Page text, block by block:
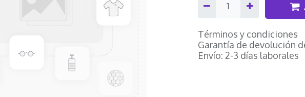
Términos y condiciones
Garantía de devolución
Envío: 2-3 días laborales